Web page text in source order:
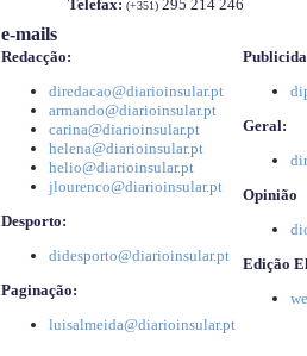
Telefax: (+351) 295 214 246
e-mails
Redacção:
diredacao@diarioinsular.pt
armando@diarioinsular.pt
carina@diarioinsular.pt
helena@diarioinsular.pt
helio@diarioinsular.pt
jlourenco@diarioinsular.pt
Desporto:
didesporto@diarioinsular.pt
Paginação:
luisalmeida@diarioinsular.pt
Geral:
Opinião
Edição